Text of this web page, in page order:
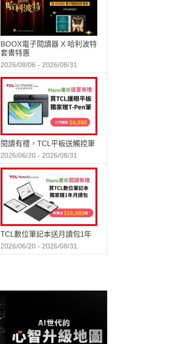
BOOX電子閱讀器 X 哈利波特
套書特惠
2026/08/06 - 2026/08/31
閱讀有禮，TCL平板送觸控筆
2026/06/20 - 2026/08/31
TCL數位筆記本送月讀包1年
2026/06/20 - 2026/08/31